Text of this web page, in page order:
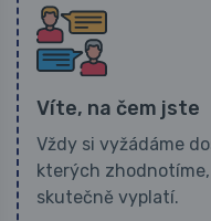
Víte, na čem jste
Vždy si vyžádáme
kterých
skutečně vyplatí.